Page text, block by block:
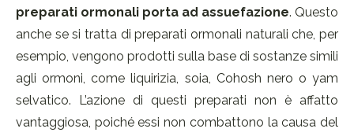
preparati ormonali porta ad assuefazione. Questo
anche se si tratta di preparati ormonali naturali che, per
esempio, vengono prodotti sulla base di sostanze simili
agli ormoni, come liquirizia, soia, Cohosh nero o yam
selvatico. L’azione di questi preparati non è affatto
vantaggiosa, poiché essi non combattono la causa del